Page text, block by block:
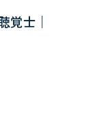
覚士｜